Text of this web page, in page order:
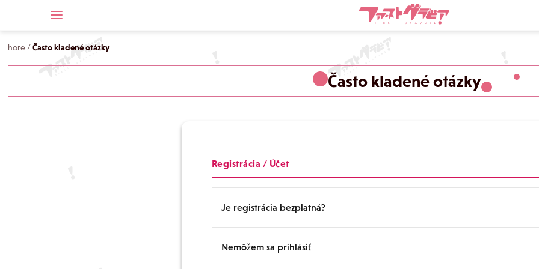
hore /Často kladené otázky
Často kladené otázky
Registrácia / Účet
Je registrácia bezplatná?
Registrácia je bezplatná. Zaregistrovať sa môže každý, kto má e-mailovú adresu.
Nemôžem sa prihlásiť